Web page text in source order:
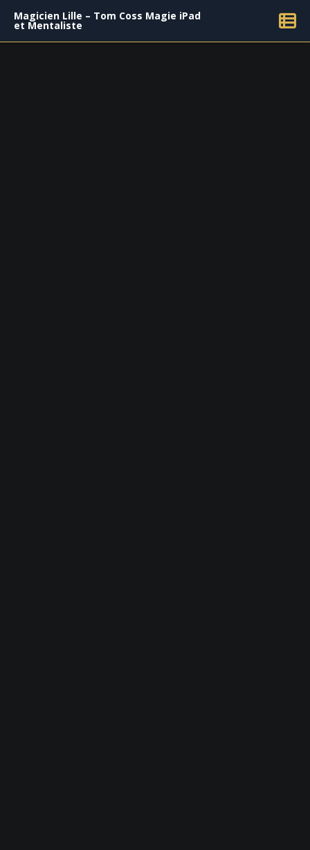
Magicien Lille – Tom Coss Magie iPad
et Mentaliste